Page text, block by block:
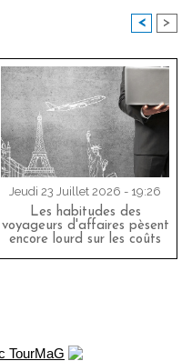
< >
Jeudi 23 Juillet 2026 - 19:26
Les habitudes des
voyageurs d'affaires pèsent
encore lourd sur les coûts